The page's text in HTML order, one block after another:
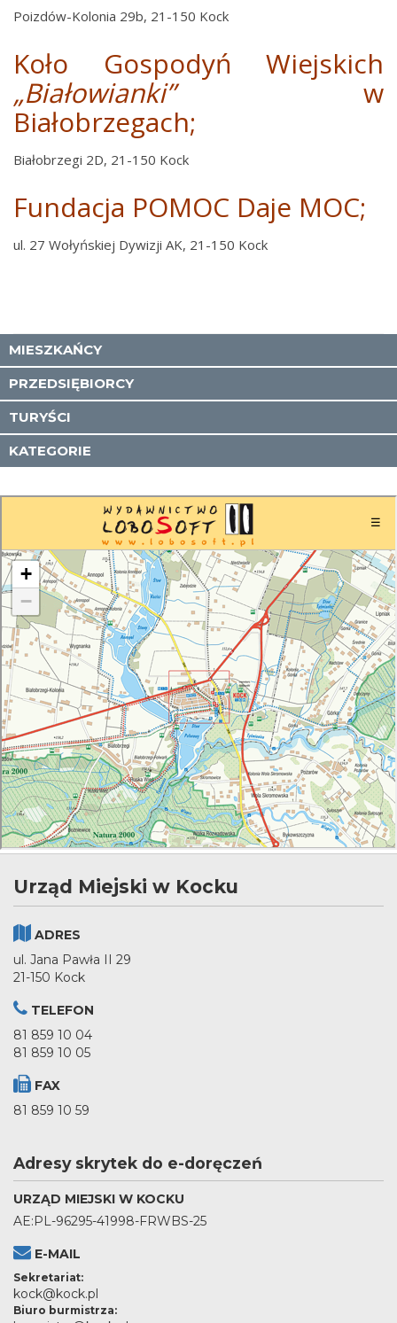
Poizdów-Kolonia 29b, 21-150 Kock
Koło Gospodyń Wiejskich
„Białowianki”w
Białobrzegach;
Białobrzegi 2D, 21-150 Kock
Fundacja POMOC Daje MOC;
ul. 27 Wołyńskiej Dywizji AK, 21-150 Kock
MIESZKAŃCY
PRZEDSIĘBIORCY
TURYŚCI
KATEGORIE
Urząd Miejski w Kocku
ADRES
ul. Jana Pawła II 29
21-150 Kock
TELEFON
81 859 10 04
81 859 10 05
FAX
81 859 10 59
Adresy skrytek do e-doręczeń
URZĄD MIEJSKI W KOCKU
AE:PL-96295-41998-FRWBS-25
E-MAIL
Sekretariat:
kock@kock.pl
Biuro burmistrza: